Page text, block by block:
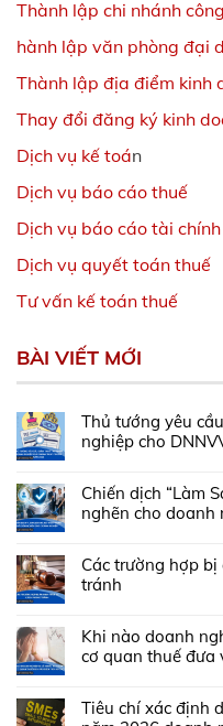
Thành lập chi nhánh
hành lập văn phòng đại
Thành lập địa điểm kinh
Thay đổi đăng ký kinh
Dịch vụ kế toán
Dịch vụ báo cáo thuế
Dịch vụ báo cáo tài chính
Dịch vụ quyết toán thuế
Tư vấn kế toán thuế
BÀI VIẾT MỚI
Thủ tướng yêu
nghiệp cho
Chiến dịch “Làm
nghẽn cho doanh
Các trường hợp
tránh
Khi nào doanh
cơ quan thuế đưa
Tiêu chí xác định